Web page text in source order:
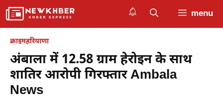
Skip
menu
क्राइमहरियाणा
अंबाला में 12.58 ग्राम हेरोइन के साथ
शातिर आरोपी गिरफ्तार Ambala
News